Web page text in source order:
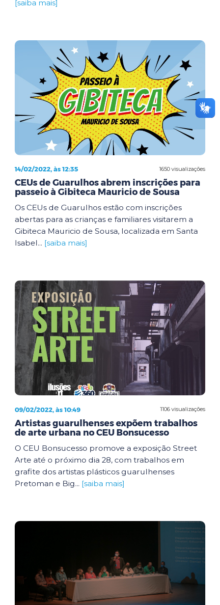
[saiba mais]
1650 visualizações
14/02/2022, às 12:35
CEUs de Guarulhos abrem inscrições para
passeio à Gibiteca Mauricio de Sousa
Os CEUs de Guarulhos estão com inscrições
abertas para as crianças e familiares visitarem a
Gibiteca Mauricio de Sousa, localizada em Santa
Isabel... [saiba mais]
1106 visualizações
09/02/2022, às 10:49
Artistas guarulhenses expõem trabalhos
de arte urbana no CEU Bonsucesso
O CEU Bonsucesso promove a exposição Street
Arte até o próximo dia 28, com trabalhos em
grafite dos artistas plásticos guarulhenses
Pretoman e Big... [saiba mais]